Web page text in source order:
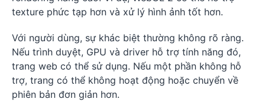
texture phức tạp hơn và xử lý hình ảnh tốt hơn.
Với người dùng, sự khác biệt thường không rõ ràng.
Nếu trình duyệt, GPU và driver hỗ trợ tính năng đó,
trang web có thể sử dụng. Nếu một phần không hỗ
trợ, trang có thể không hoạt động hoặc chuyển về
phiên bản đơn giản hơn.